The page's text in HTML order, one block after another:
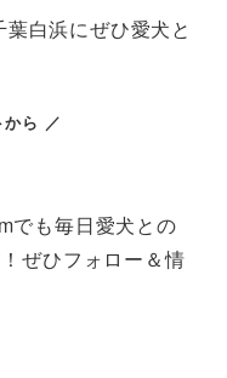
白浜にぜひ愛犬と
ら ／
でも毎日愛犬との
ぜひフォロー＆情